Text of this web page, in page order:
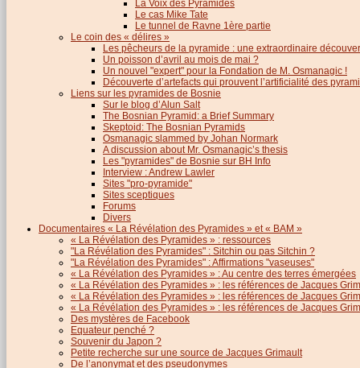
La Voix des Pyramides
Le cas Mike Tate
Le tunnel de Ravne 1ère partie
Le coin des « délires »
Les pêcheurs de la pyramide : une extraordinaire
Un poisson d’avril au mois de mai ?
Un nouvel "expert" pour la Fondation de M. Osmanagic !
Découverte d’artefacts qui prouvent l’artificialité des
Liens sur les pyramides de Bosnie
Sur le blog d’Alun Salt
The Bosnian Pyramid: a Brief Summary
Skeptoid: The Bosnian Pyramids
Osmanagic slammed by Johan Normark
A discussion about Mr. Osmanagic’s thesis
Les "pyramides" de Bosnie sur BH Info
Interview : Andrew Lawler
Sites "pro-pyramide"
Sites sceptiques
Forums
Divers
Documentaires « La Révélation des Pyramides » et « BAM »
« La Révélation des Pyramides » : ressources
"La Révélation des Pyramides" : Sitchin ou pas Sitchin ?
"La Révélation des Pyramides" : Affirmations "vaseuses"
« La Révélation des Pyramides » : Au centre des terres émergées
« La Révélation des Pyramides » : les références de Jacques
« La Révélation des Pyramides » : les références de Jacques
« La Révélation des Pyramides » : les références de Jacques
Des mystères de Facebook
Equateur penché ?
Souvenir du Japon ?
Petite recherche sur une source de Jacques Grimault
De l’anonymat et des pseudonymes